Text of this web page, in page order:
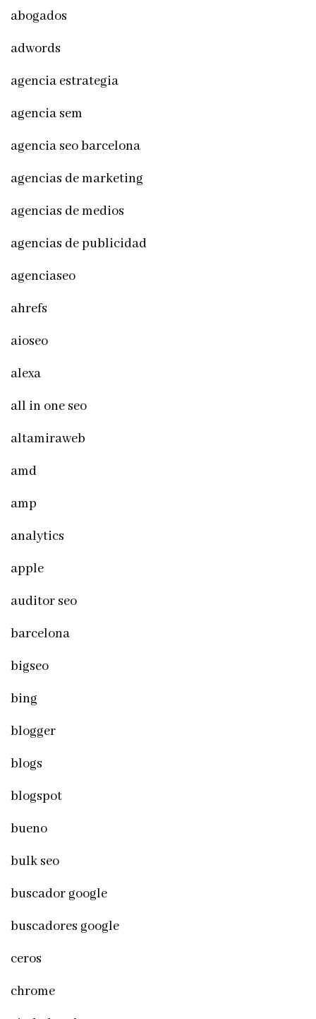
abogados
adwords
agencia estrategia
agencia sem
agencia seo barcelona
agencias de marketing
agencias de medios
agencias de publicidad
agenciaseo
ahrefs
aioseo
alexa
all in one seo
altamiraweb
amd
amp
analytics
apple
auditor seo
barcelona
bigseo
bing
blogger
blogs
blogspot
bueno
bulk seo
buscador google
buscadores google
ceros
chrome